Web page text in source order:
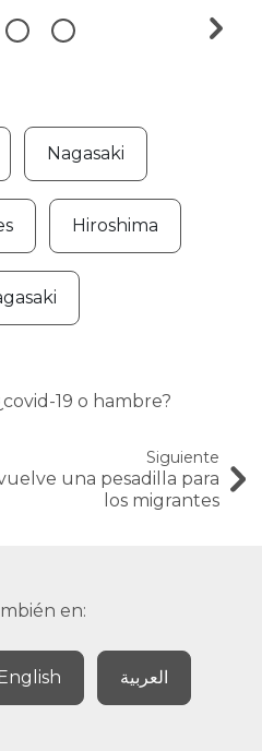
Nagasaki
Hiroshima
19 o hambre?
Siguiente
una pesadilla para
los migrantes
en:
English العربية